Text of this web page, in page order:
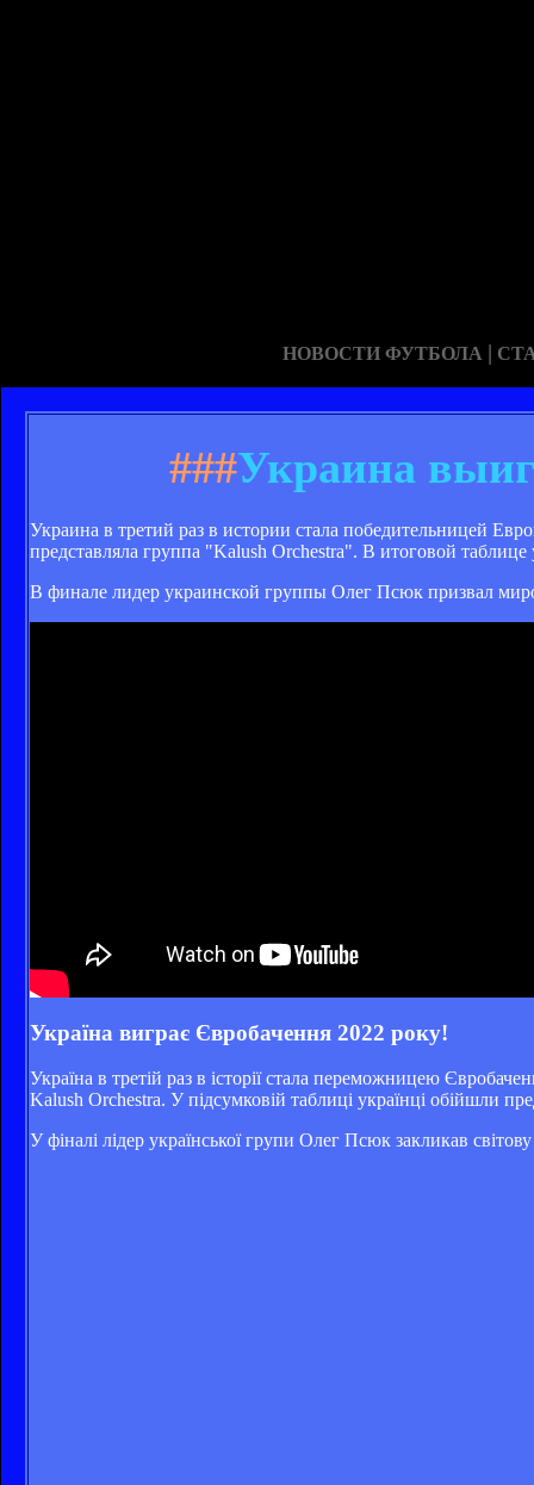
НОВОСТИ ФУТБОЛА |
###Украина
Украина в третий раз в истории стала победительницей
представляла группа "Kalush Orchestra". В итоговой
В финале лидер украинской группы Олег Псюк призвал
Україна виграє Євробачення 2022 року!
Україна в третій раз в історії стала переможницею
Kalush Orchestra. У підсумковій таблиці українці обійшли
У фіналі лідер української групи Олег Псюк закликав